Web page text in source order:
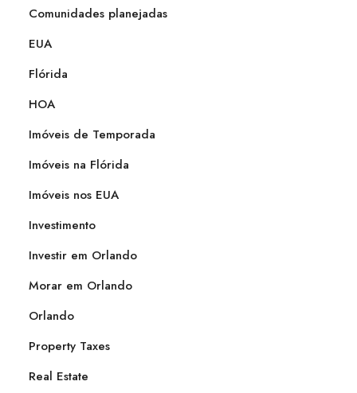
Comunidades planejadas
EUA
Flórida
HOA
Imóveis de Temporada
Imóveis na Flórida
Imóveis nos EUA
Investimento
Investir em Orlando
Morar em Orlando
Orlando
Property Taxes
Real Estate